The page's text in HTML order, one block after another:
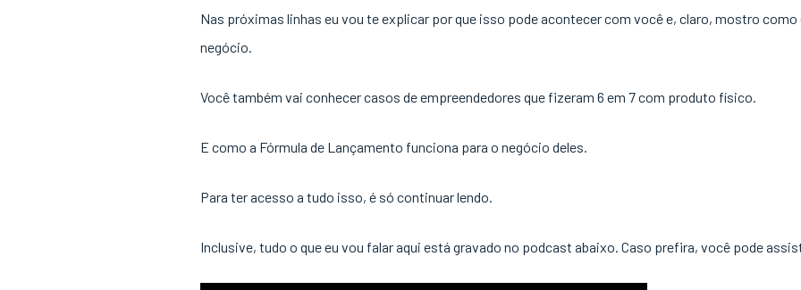
Nas próximas linhas eu vou te explicar por que isso pode acontecer com você e, claro, mostro
negócio.
Você também vai conhecer casos de empreendedores que fizeram 6 em 7 com produto físico.
E como a Fórmula de Lançamento funciona para o negócio deles.
Para ter acesso a tudo isso, é só continuar lendo.
Inclusive, tudo o que eu vou falar aqui está gravado no podcast abaixo. Caso prefira, você pode